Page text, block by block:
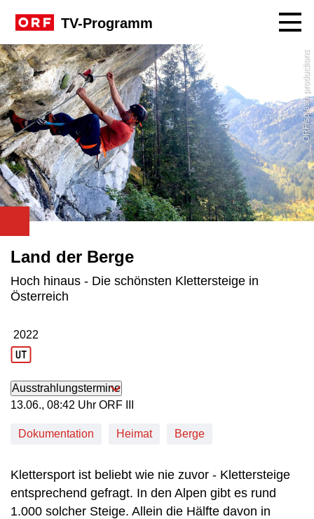
TV-Programm
ORF/splash productions
Land der Berge
Hoch hinaus - Die schönsten Klettersteige in
Österreich
Produktionsjahr: 2022
2022
Ausstrahlungstermine
13. Juni, 08:42 Uhr in ORF III
13.06., 08:42 Uhr ORF III
Dokumentation Heimat Berge
Klettersport ist beliebt wie nie zuvor - Klettersteige
entsprechend gefragt. In den Alpen gibt es rund
1.000 solcher Steige. Allein die Hälfte davon in